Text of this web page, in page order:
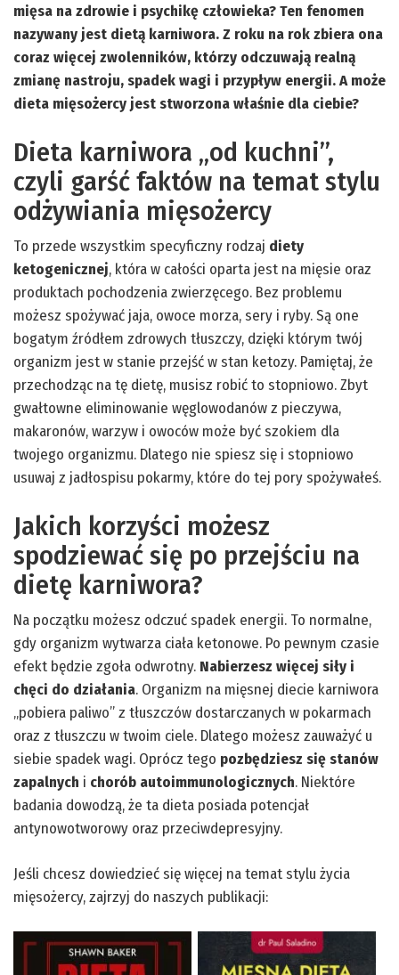
mięsa na zdrowie i psychikę człowieka? Ten fenomen
nazywany jest dietą karniwora. Z roku na rok zbiera ona
coraz więcej zwolenników, którzy odczuwają realną
zmianę nastroju, spadek wagi i przypływ energii. A może
dieta mięsożercy jest stworzona właśnie dla ciebie?
Dieta karniwora „od kuchni”,
czyli garść faktów na temat stylu
odżywiania mięsożercy
To przede wszystkim specyficzny rodzaj diety
ketogenicznej, która w całości oparta jest na mięsie oraz
produktach pochodzenia zwierzęcego. Bez problemu
możesz spożywać jaja, owoce morza, sery i ryby. Są one
bogatym źródłem zdrowych tłuszczy, dzięki którym twój
organizm jest w stanie przejść w stan ketozy. Pamiętaj, że
przechodząc na tę dietę, musisz robić to stopniowo. Zbyt
gwałtowne eliminowanie węglowodanów z pieczywa,
makaronów, warzyw i owoców może być szokiem dla
twojego organizmu. Dlatego nie spiesz się i stopniowo
usuwaj z jadłospisu pokarmy, które do tej pory spożywałeś.
Jakich korzyści możesz
spodziewać się po przejściu na
dietę karniwora?
Na początku możesz odczuć spadek energii. To normalne,
gdy organizm wytwarza ciała ketonowe. Po pewnym czasie
efekt będzie zgoła odwrotny. Nabierzesz więcej siły i
chęci do działania. Organizm na mięsnej diecie karniwora
„pobiera paliwo” z tłuszczów dostarczanych w pokarmach
oraz z tłuszczu w twoim ciele. Dlatego możesz zauważyć u
siebie spadek wagi. Oprócz tego pozbędziesz się stanów
zapalnych i chorób autoimmunologicznych. Niektóre
badania dowodzą, że ta dieta posiada potencjał
antynowotworowy oraz przeciwdepresyjny.
Jeśli chcesz dowiedzieć się więcej na temat stylu życia
mięsożercy, zajrzyj do naszych publikacji: